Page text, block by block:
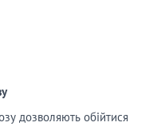
дозволяють обійтися